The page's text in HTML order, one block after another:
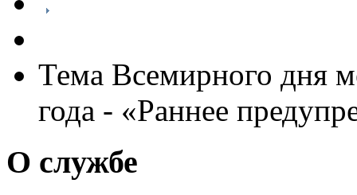
Тема Всемирного дня
года - «Раннее
О службе